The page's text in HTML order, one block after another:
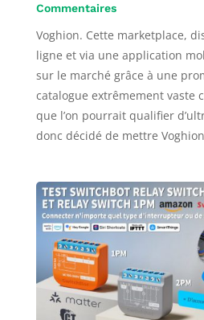
Commentaires
Voghion. Cette marketplace,
ligne et via une application
sur le marché grâce à une
catalogue extrêmement vaste
que l’on pourrait qualifier
donc décidé de mettre